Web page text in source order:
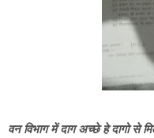
वन विभाग में दाग अच्छे हे दागो से